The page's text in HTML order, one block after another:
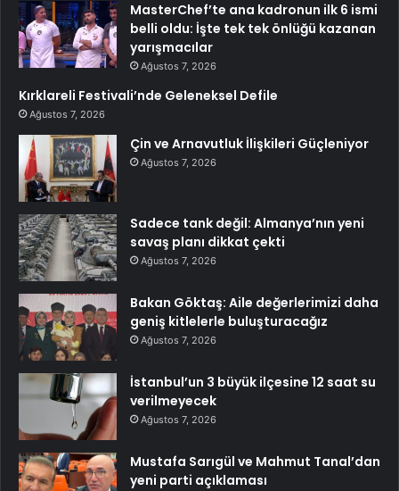
MasterChef’te ana kadronun ilk 6 ismi
belli oldu: İşte tek tek önlüğü kazanan
yarışmacılar
Ağustos 7, 2026
Kırklareli Festivali’nde Geleneksel Defile
Ağustos 7, 2026
Çin ve Arnavutluk İlişkileri Güçleniyor
Ağustos 7, 2026
Sadece tank değil: Almanya’nın yeni
savaş planı dikkat çekti
Ağustos 7, 2026
Bakan Göktaş: Aile değerlerimizi daha
geniş kitlelerle buluşturacağız
Ağustos 7, 2026
İstanbul’un 3 büyük ilçesine 12 saat su
verilmeyecek
Ağustos 7, 2026
Mustafa Sarıgül ve Mahmut Tanal’dan
yeni parti açıklaması